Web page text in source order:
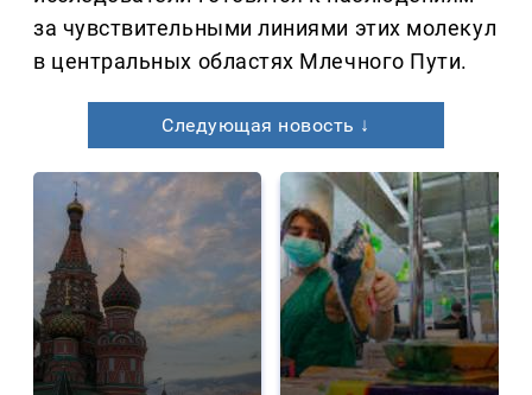
за чувствительными линиями этих молекул
в центральных областях Млечного Пути.
Следующая новость ↓